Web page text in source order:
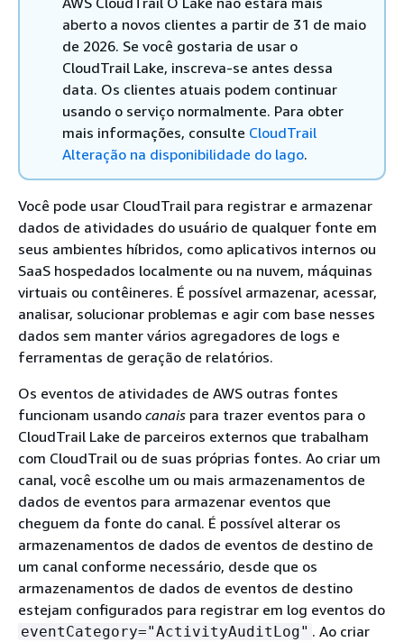
aberto a novos clientes a partir de 31 de maio
de 2026. Se você gostaria de usar o
CloudTrail Lake, inscreva-se antes dessa
data. Os clientes atuais podem continuar
usando o serviço normalmente. Para obter
mais informações, consulte CloudTrail
Alteração na disponibilidade do lago.
Você pode usar CloudTrail para registrar e armazenar
dados de atividades do usuário de qualquer fonte em
seus ambientes híbridos, como aplicativos internos ou
SaaS hospedados localmente ou na nuvem, máquinas
virtuais ou contêineres. É possível armazenar, acessar,
analisar, solucionar problemas e agir com base nesses
dados sem manter vários agregadores de logs e
ferramentas de geração de relatórios.
Os eventos de atividades de AWS outras fontes
funcionam usando canais para trazer eventos para o
CloudTrail Lake de parceiros externos que trabalham
com CloudTrail ou de suas próprias fontes. Ao criar um
canal, você escolhe um ou mais armazenamentos de
dados de eventos para armazenar eventos que
cheguem da fonte do canal. É possível alterar os
armazenamentos de dados de eventos de destino de
um canal conforme necessário, desde que os
armazenamentos de dados de eventos de destino
estejam configurados para registrar em log eventos do
eventCategory="ActivityAuditLog" . Ao criar